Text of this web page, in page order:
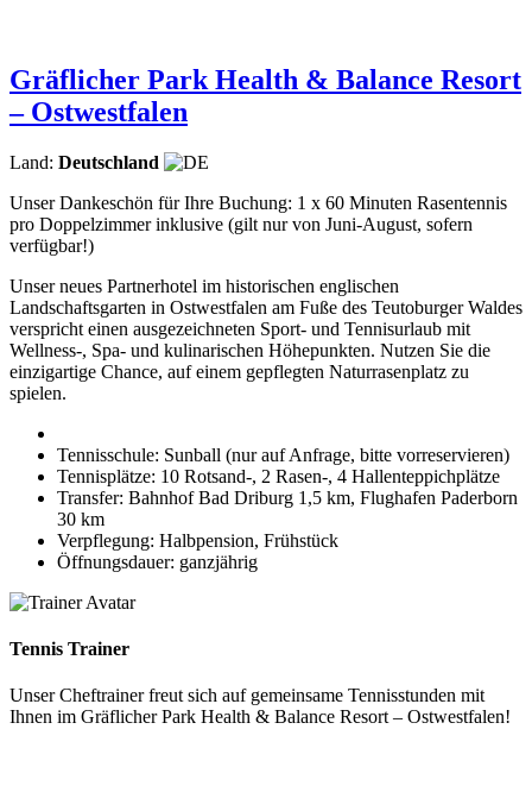
Gräflicher Park Health & Balance Resort
– Ostwestfalen
Land: Deutschland
Unser Dankeschön für Ihre Buchung: 1 x 60 Minuten Rasentennis
pro Doppelzimmer inklusive (gilt nur von Juni-August, sofern
verfügbar!)
Unser neues Partnerhotel im historischen englischen
Landschaftsgarten in Ostwestfalen am Fuße des Teutoburger Waldes
verspricht einen ausgezeichneten Sport- und Tennisurlaub mit
Wellness-, Spa- und kulinarischen Höhepunkten. Nutzen Sie die
einzigartige Chance, auf einem gepflegten Naturrasenplatz zu
spielen.
Tennisschule: Sunball (nur auf Anfrage, bitte vorreservieren)
Tennisplätze: 10 Rotsand-, 2 Rasen-, 4 Hallenteppichplätze
Transfer: Bahnhof Bad Driburg 1,5 km, Flughafen Paderborn
30 km
Verpflegung: Halbpension, Frühstück
Öffnungsdauer: ganzjährig
Tennis Trainer
Unser Cheftrainer freut sich auf gemeinsame Tennisstunden mit
Ihnen im Gräflicher Park Health & Balance Resort – Ostwestfalen!